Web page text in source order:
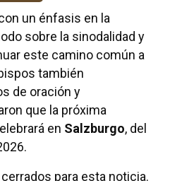
un énfasis en la
sobre la sinodalidad y
este camino común a
también
de oración y
que la próxima
en Salzburgo, del
para esta noticia.